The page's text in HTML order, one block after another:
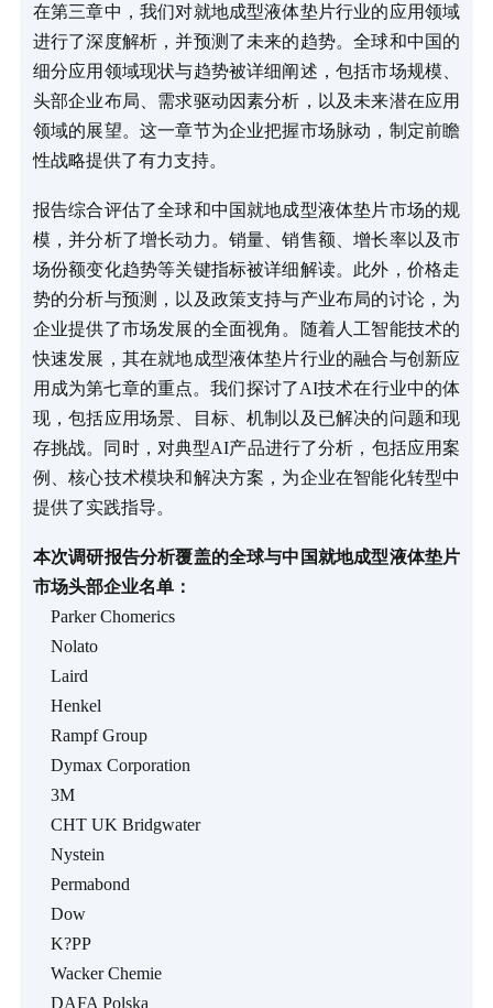
在第三章中，我们对就地成型液体垫片行业的应用领域
进行了深度解析，并预测了未来的趋势。全球和中国的
细分应用领域现状与趋势被详细阐述，包括市场规模、
头部企业布局、需求驱动因素分析，以及未来潜在应用
领域的展望。这一章节为企业把握市场脉动，制定前瞻
性战略提供了有力支持。
报告综合评估了全球和中国就地成型液体垫片市场的规
模，并分析了增长动力。销量、销售额、增长率以及市
场份额变化趋势等关键指标被详细解读。此外，价格走
势的分析与预测，以及政策支持与产业布局的讨论，为
企业提供了市场发展的全面视角。随着人工智能技术的
快速发展，其在就地成型液体垫片行业的融合与创新应
用成为第七章的重点。我们探讨了AI技术在行业中的体
现，包括应用场景、目标、机制以及已解决的问题和现
存挑战。同时，对典型AI产品进行了分析，包括应用案
例、核心技术模块和解决方案，为企业在智能化转型中
提供了实践指导。
本次调研报告分析覆盖的全球与中国就地成型液体垫片
市场头部企业名单：
Parker Chomerics
Nolato
Laird
Henkel
Rampf Group
Dymax Corporation
3M
CHT UK Bridgwater
Nystein
Permabond
Dow
K?PP
Wacker Chemie
DAFA Polska